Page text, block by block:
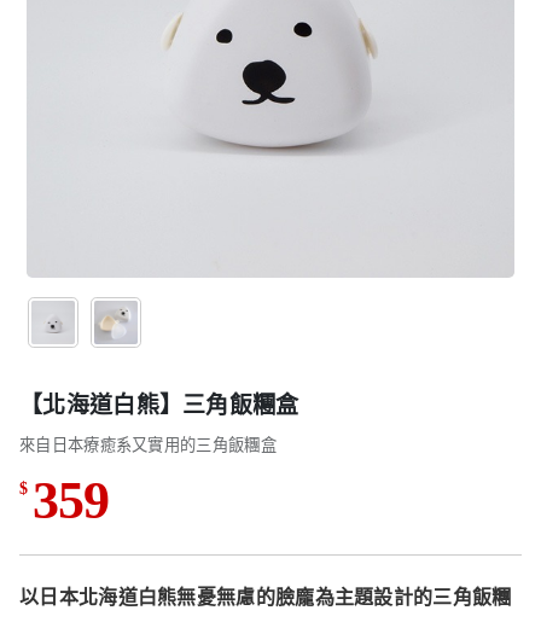
【北海道白熊】三角飯糰盒
來自日本療癒系又實用的三角飯糰盒
$ 359
以日本北海道白熊無憂無慮的臉龐為主題設計的三角飯糰